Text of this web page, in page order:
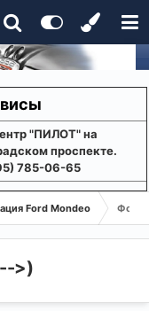
"ПИЛОТ" на
проспекте.
785-06-65
Ford Mondeo Форд
>)